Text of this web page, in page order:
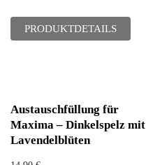
PRODUKTDETAILS
Austauschfüllung für
Maxima – Dinkelspelz mit
Lavendelblüten